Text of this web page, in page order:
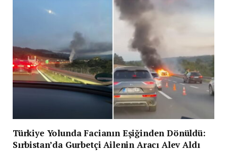
Türkiye Yolunda Facianın Eşiğinden Dönüldü:
Sırbistan’da Gurbetçi Ailenin Aracı Alev Aldı